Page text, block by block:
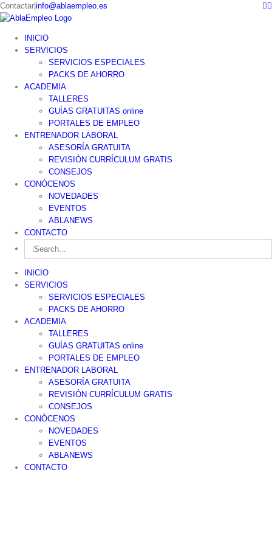
Skip
to
Contactar info@ablaempleo.es
INICIO
SERVICIOS
SERVICIOS ESPECIALES
PACKS DE AHORRO
ACADEMIA
TALLERES
GUÍAS GRATUITAS online
PORTALES DE EMPLEO
ENTRENADOR LABORAL
ASESORÍA GRATUITA
REVISIÓN CURRÍCULUM GRATIS
CONSEJOS
CONÓCENOS
NOVEDADES
EVENTOS
ABLANEWS
CONTACTO
Search
for:
INICIO
SERVICIOS
SERVICIOS ESPECIALES
PACKS DE AHORRO
ACADEMIA
TALLERES
GUÍAS GRATUITAS online
PORTALES DE EMPLEO
ENTRENADOR LABORAL
ASESORÍA GRATUITA
REVISIÓN CURRÍCULUM GRATIS
CONSEJOS
CONÓCENOS
NOVEDADES
EVENTOS
ABLANEWS
CONTACTO